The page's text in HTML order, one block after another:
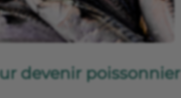
devenir poissonnier